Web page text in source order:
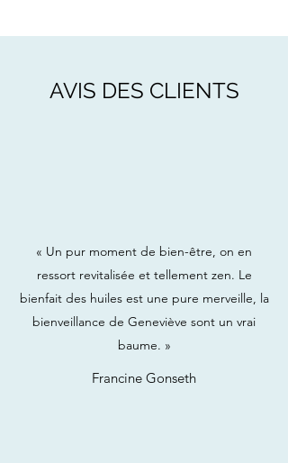
AVIS DES CLIENTS
« Un pur moment de bien-être, on en
ressort revitalisée et tellement zen. Le
bienfait des huiles est une pure merveille, la
bienveillance de Geneviève sont un vrai
baume. »
Francine Gonseth